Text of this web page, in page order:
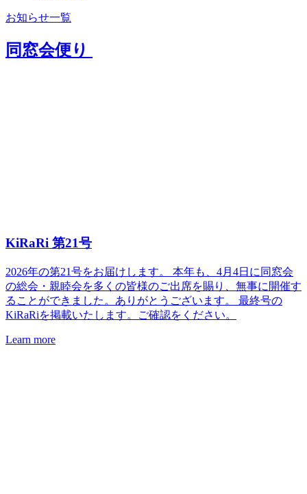
お知らせ一覧
同窓会便り
KiRaRi 第21号
2026年の第21号をお届けします。 本年も、4月4日に同窓会
の総会・親睦会を多くの皆様のご出席を賜り、無事に開催す
ることができました。ありがとうございます。 最終号の
KiRaRiを掲載いたします。ご確認をください。
Learn more